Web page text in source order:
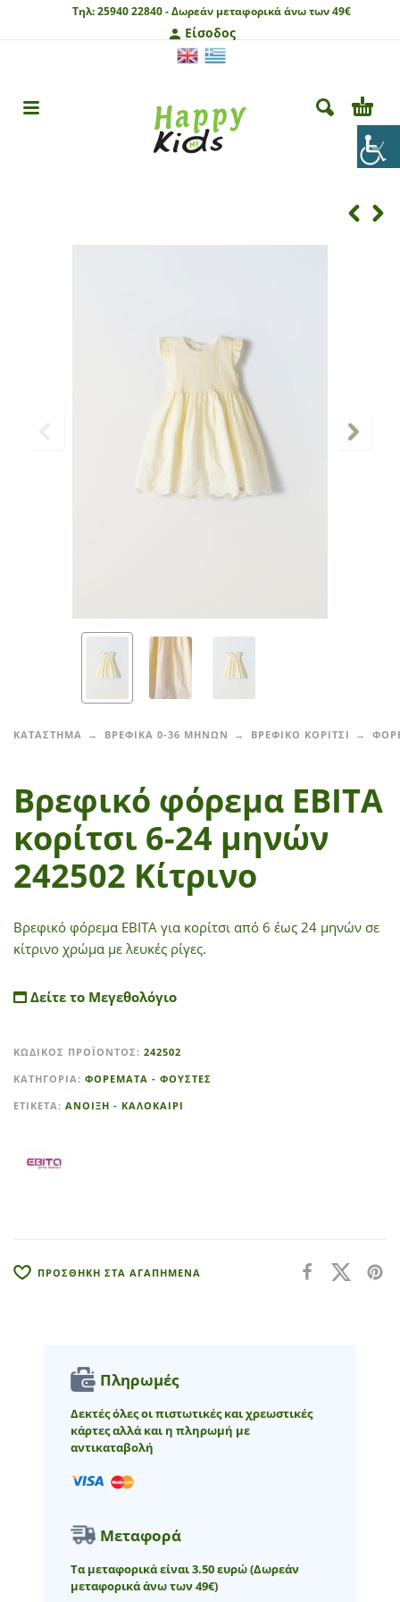
Τηλ:25940 22840 -Δωρεάν μεταφορικά άνω των 49€
Είσοδος
ΚΑΤΑΣΤΗΜΑ ΒΡΕΦΙΚΑ 0-36 ΜΗΝΩΝ ΒΡΕΦΙΚΟ ΚΟΡΙΤΣΙ
Βρεφικό φόρεμα ΕΒΙΤΑ
κορίτσι 6-24 μηνών
242502 Κίτρινο
Βρεφικό φόρεμα ΕΒΙΤΑ για κορίτσι από 6 έως 24 μηνών σε
κίτρινο χρώμα με λευκές ρίγες.
Δείτε το Μεγεθολόγιο
l
t
e
:
ΚΩΔΙΚΌΣ ΠΡΟΪΌΝΤΟΣ: 242502
ΚΑΤΗΓΟΡΊΑ: ΦΟΡΕΜΑΤΑ - ΦΟΥΣΤΕΣ
ΕΤΙΚΈΤΑ: ΑΝΟΙΞΗ - ΚΑΛΟΚΑΙΡΙ
ΠΡΟΣΘΗΚΗ ΣΤΑ ΑΓΑΠΗΜΕΝΑ
Πληρωμές
Δεκτές όλες οι πιστωτικές και χρεωστικές
κάρτες αλλά και η πληρωμή με
αντικαταβολή
Μεταφορά
Τα μεταφορικά είναι 3.50 ευρώ(Δωρεάν
μεταφορικά άνω των 49€)